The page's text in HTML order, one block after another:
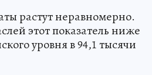
растут неравномерно.
этот показатель ниже
уровня в 94,1 тысячи